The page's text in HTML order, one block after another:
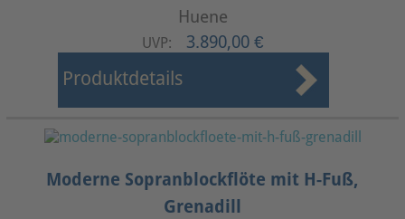
Huene
UVP: 3.890,00 €
Produktdetails
Moderne Sopranblockflöte mit H-Fuß,
Grenadill